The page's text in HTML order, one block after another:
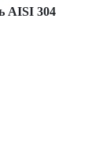
AISI 304